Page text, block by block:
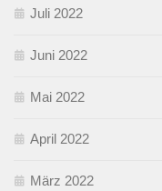
Juli 2022
Juni 2022
Mai 2022
April 2022
März 2022